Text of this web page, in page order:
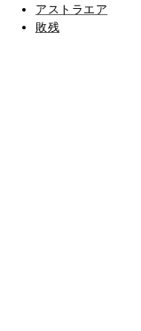
アストラエア
敗残